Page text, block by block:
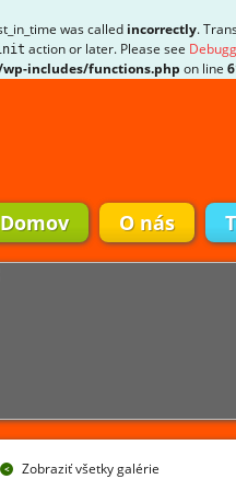
was called incorrectly.
action or later. Please see
includes/functions.php on line
Domov O nás
Zobraziť všetky galérie